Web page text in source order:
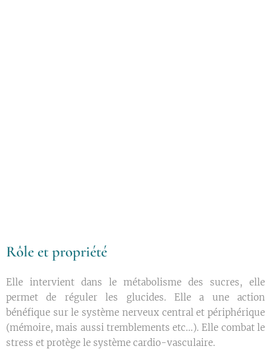
Rôle et propriété
Elle intervient dans le métabolisme des sucres, elle
permet de réguler les glucides. Elle a une action
bénéfique sur le système nerveux central et périphérique
(mémoire, mais aussi tremblements etc...). Elle combat le
stress et protège le système cardio-vasculaire.